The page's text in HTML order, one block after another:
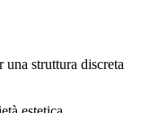
struttura discreta